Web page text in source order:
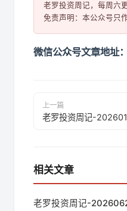
老罗投资周记，每周六
微信公众号文章地址：
上一篇
老罗投资周记-
相关文章
老罗投资周记-